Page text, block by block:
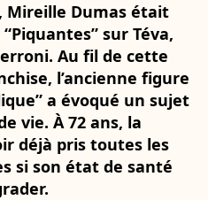
Mireille Dumas était
sur Téva,
Au fil de cette
l’ancienne figure
a évoqué un sujet
vie. À 72 ans, la
déjà pris toutes les
si son état de santé